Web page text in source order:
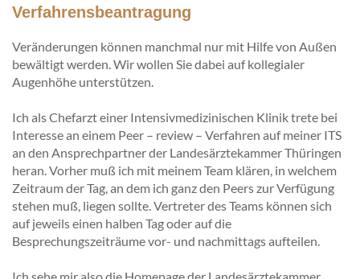
Verfahrensbeantragung
Veränderungen können manchmal nur mit Hilfe von Außen
bewältigt werden. Wir wollen Sie dabei auf kollegialer
Augenhöhe unterstützen.
Ich als Chefarzt einer Intensivmedizinischen Klinik trete bei
Interesse an einem Peer – review – Verfahren auf meiner ITS
an den Ansprechpartner der Landesärztekammer Thüringen
heran. Vorher muß ich mit meinem Team klären, in welchem
Zeitraum der Tag, an dem ich ganz den Peers zur Verfügung
stehen muß, liegen sollte. Vertreter des Teams können sich
auf jeweils einen halben Tag oder auf die
Besprechungszeiträume vor- und nachmittags aufteilen.